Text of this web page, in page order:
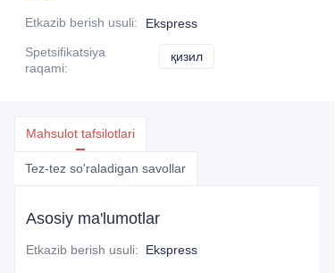
Etkazib berish usuli:
Ekspress
Spetsifikatsiya
raqami:
қизил
Mahsulot tafsilotlari
Tez-tez so'raladigan savollar
Asosiy ma'lumotlar
Etkazib berish usuli: Ekspress